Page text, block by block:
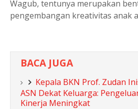
Wagub, tentunya merupakan
pengembangan kreativitas anak
BACA JUGA
Kepala BKN Prof. Zudan
ASN Dekat Keluarga:
Kinerja Meningkat